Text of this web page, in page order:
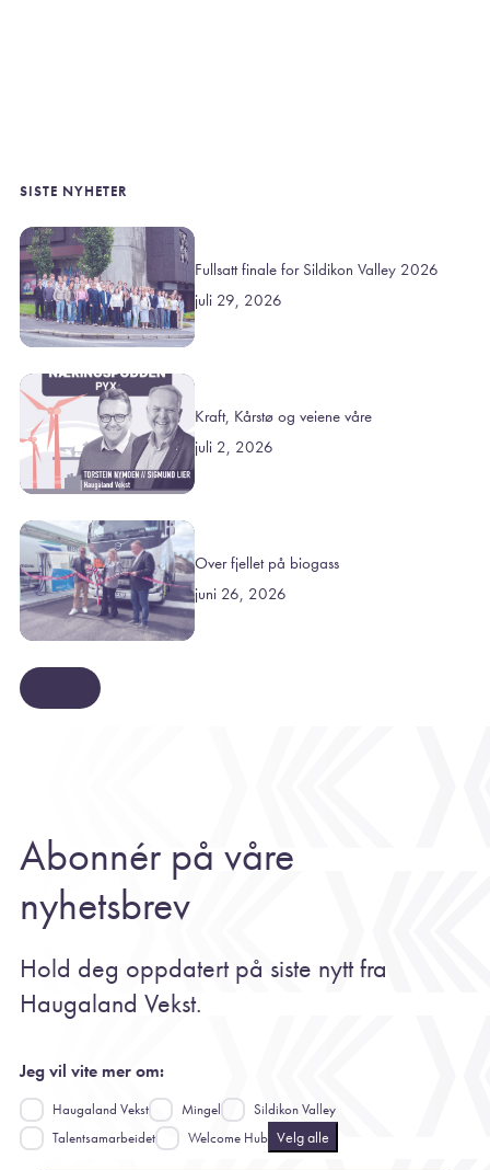
SISTE NYHETER
Fullsatt finale for Sildikon Valley 2026
juli 29, 2026
Kraft, Kårstø og veiene våre
juli 2, 2026
Over fjellet på biogass
juni 26, 2026
Abonnér på våre
nyhetsbrev
Hold deg oppdatert på siste nytt fra
Haugaland Vekst.
Jeg vil vite mer om:
Haugaland Vekst Mingel
Sildikon Valley
Talentsamarbeidet
Welcome Hub Velg alle